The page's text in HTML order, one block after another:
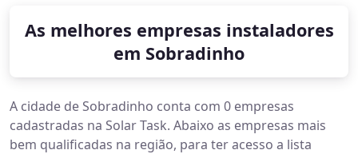
As melhores empresas instaladores
em Sobradinho
A cidade de Sobradinho conta com 0 empresas
cadastradas na Solar Task. Abaixo as empresas mais
bem qualificadas na região, para ter acesso a lista